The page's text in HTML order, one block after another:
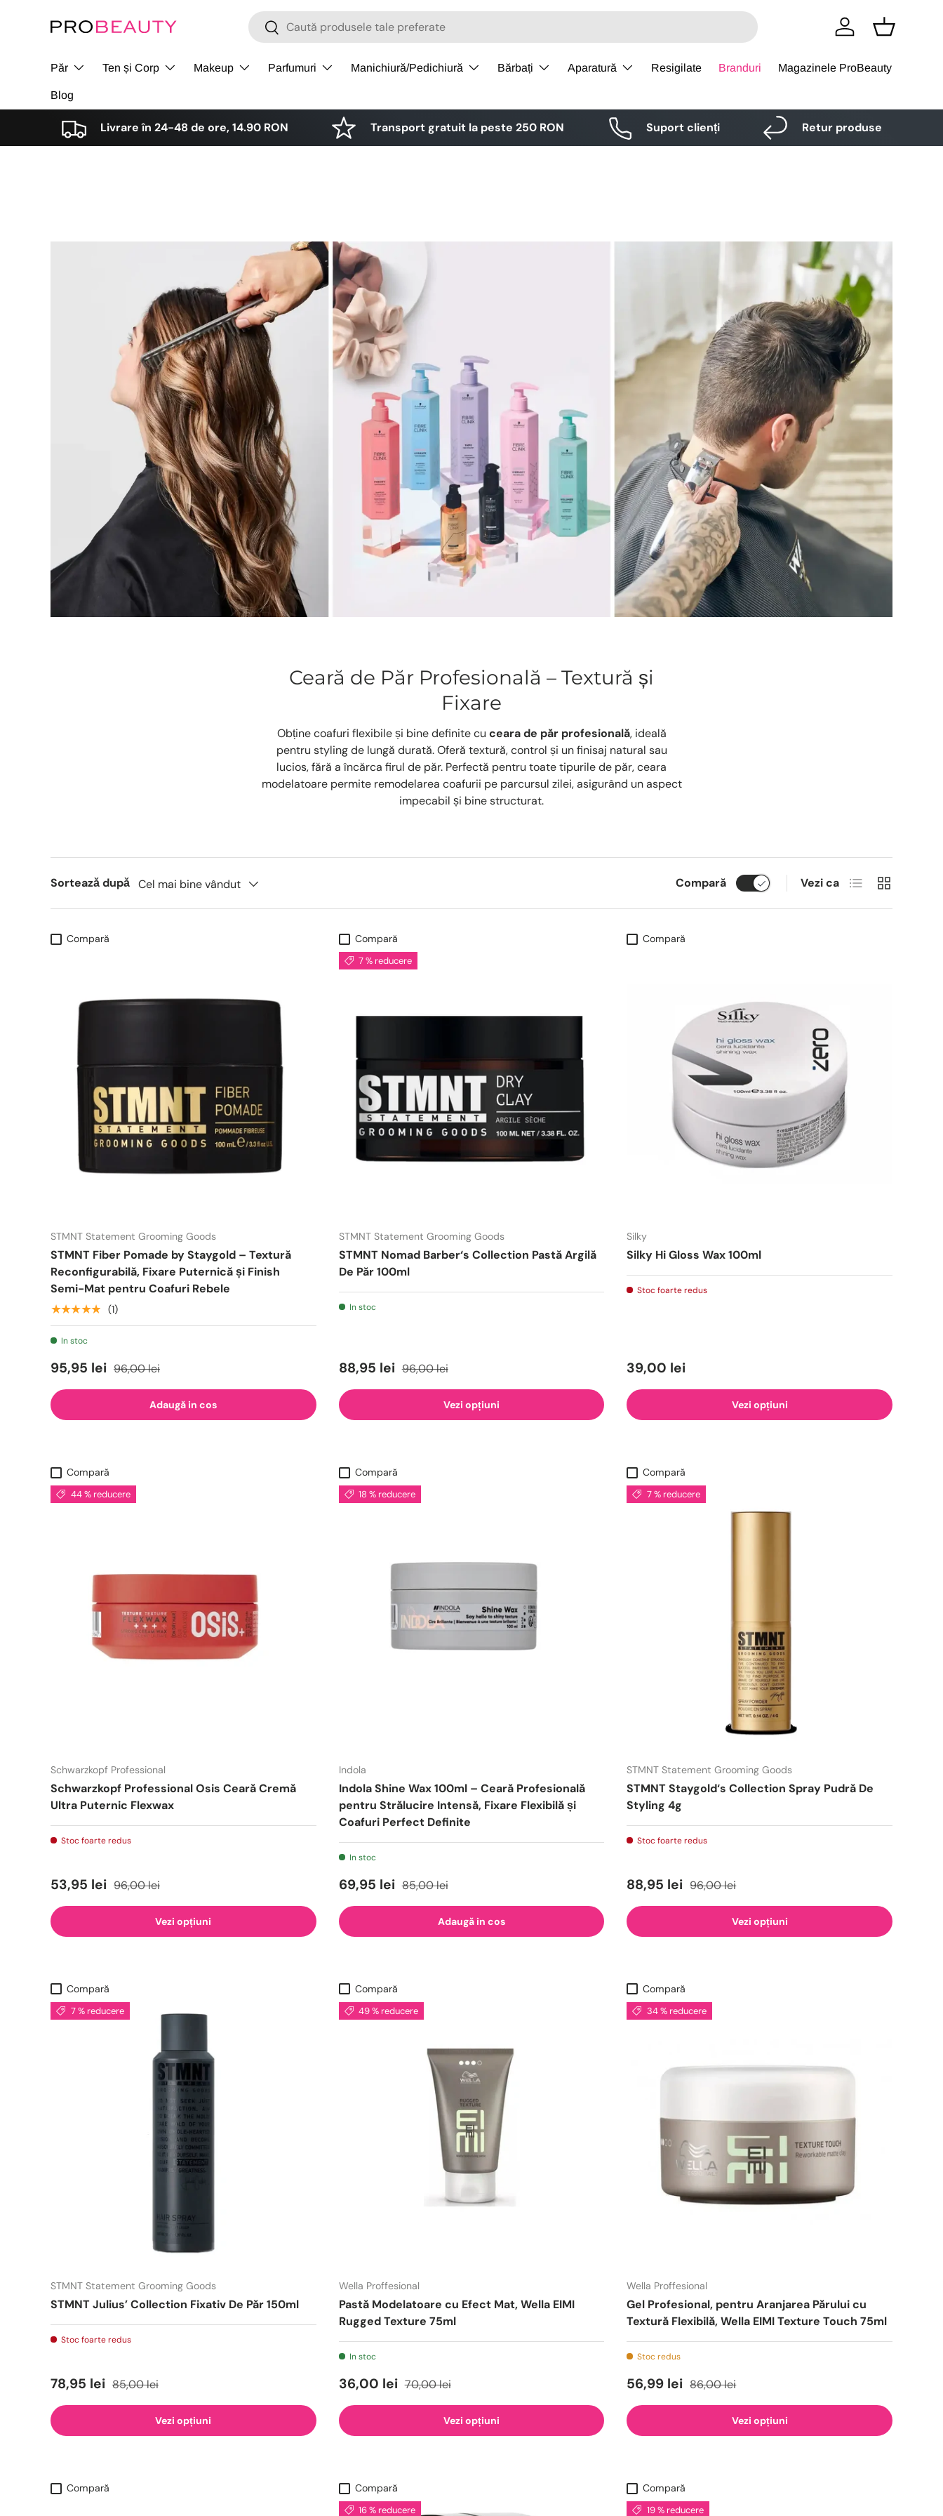
Sari la conținut
Cǎutare
Cǎutare Logare Cos
Păr Ten și Corp Makeup Parfumuri Manichiură/Pedichiură Bărbați Aparatură Resigilate Branduri Magazinele ProBeauty
Blog
Livrare în 24-48 de ore, 14.90 RON Transport gratuit la peste 250 RON Suport clienți Retur produse
Ceară de Păr Profesională – Textură și
Fixare
Obține coafuri flexibile și bine definite cu ceara de păr profesională, ideală
pentru styling de lungă durată. Oferă textură, control și un finisaj natural sau
lucios, fără a încărca firul de păr. Perfectă pentru toate tipurile de păr, ceara
modelatoare permite remodelarea coafurii pe parcursul zilei, asigurând un aspect
impecabil și bine structurat.
Sorteazǎ dupǎ Cel mai bine vândut Compară Vezi ca Lista Grid
Compară
STMNT Statement Grooming Goods
STMNT Fiber Pomade by Staygold – Textură
Reconfigurabilă, Fixare Puternică și Finish
Semi-Mat pentru Coafuri Rebele
★★★★★ (1)
In stoc
95,95 lei 96,00 lei
Adaugă in cos
Compară
7 % reducere
STMNT Statement Grooming Goods
STMNT Nomad Barber‘s Collection Pastă Argilă
De Păr 100ml
In stoc
88,95 lei 96,00 lei
Vezi opțiuni
Compară
Silky
Silky Hi Gloss Wax 100ml
Stoc foarte redus
39,00 lei
Vezi opțiuni
Compară
44 % reducere
Schwarzkopf Professional
Schwarzkopf Professional Osis Ceară Cremă
Ultra Puternic Flexwax
Stoc foarte redus
53,95 lei 96,00 lei
Vezi opțiuni
Compară
18 % reducere
Indola
Indola Shine Wax 100ml – Ceară Profesională
pentru Strălucire Intensă, Fixare Flexibilă și
Coafuri Perfect Definite
In stoc
69,95 lei 85,00 lei
Adaugă in cos
Compară
7 % reducere
STMNT Statement Grooming Goods
STMNT Staygold‘s Collection Spray Pudră De
Styling 4g
Stoc foarte redus
88,95 lei 96,00 lei
Vezi opțiuni
Compară
7 % reducere
STMNT Statement Grooming Goods
STMNT Julius’ Collection Fixativ De Păr 150ml
Stoc foarte redus
78,95 lei 85,00 lei
Vezi opțiuni
Compară
49 % reducere
Wella Proffesional
Pastă Modelatoare cu Efect Mat, Wella EIMI
Rugged Texture 75ml
In stoc
36,00 lei 70,00 lei
Vezi opțiuni
Compară
34 % reducere
Wella Proffesional
Gel Profesional, pentru Aranjarea Părului cu
Textură Flexibilă, Wella EIMI Texture Touch 75ml
Stoc redus
56,99 lei 86,00 lei
Vezi opțiuni
Compară Compară
16 % reducere
Compară
19 % reducere